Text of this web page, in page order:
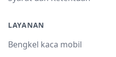
LAYANAN
Bengkel kaca mobil